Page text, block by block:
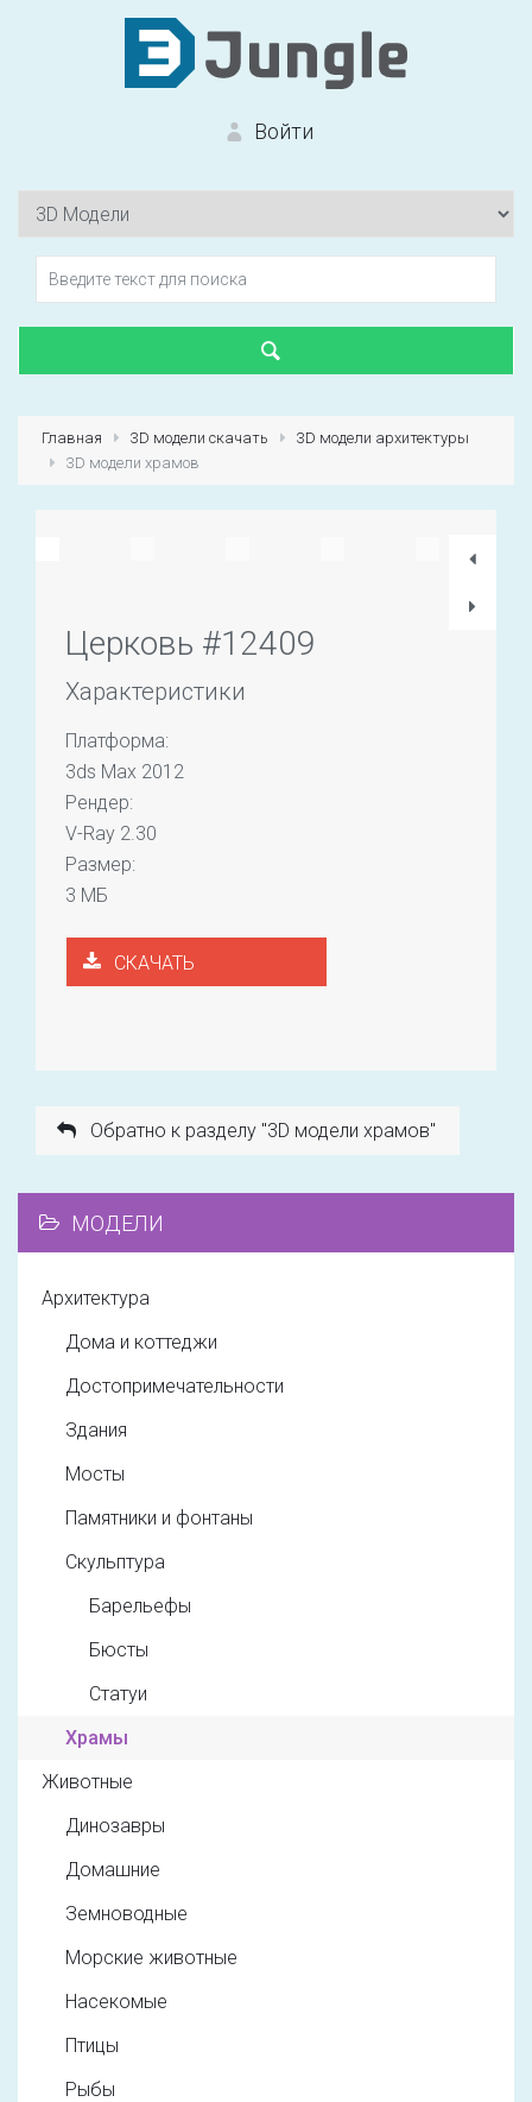
Войти
Первый раз?
Главная 3D модели скачать
3D модели архитектуры
3D модели храмов
Церковь #12409
Характеристики
Платформа:
3ds Max 2012
Рендер:
V-Ray 2.30
Размер:
3 МБ
СКАЧАТЬ
Обратно к разделу "3D модели храмов"
МОДЕЛИ
Архитектура
Дома и коттеджи
Достопримечательности
Здания
Мосты
Памятники и фонтаны
Скульптура
Барельефы
Бюсты
Статуи
Храмы
Животные
Динозавры
Домашние
Земноводные
Морские животные
Насекомые
Птицы
Рыбы